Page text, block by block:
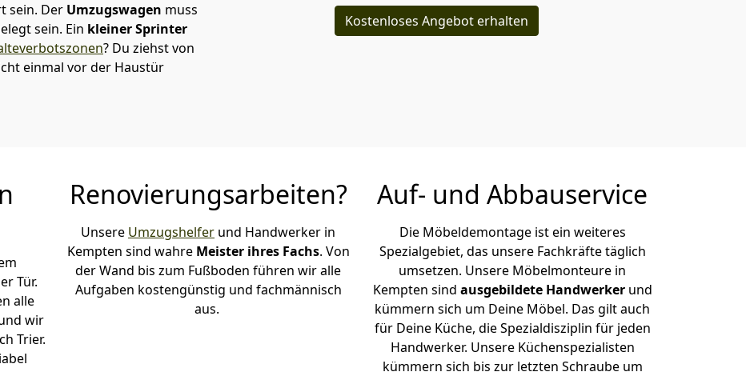
sein. Der Umzugswagen muss
sein. Ein kleiner Sprinter
? Du ziehst von
einmal vor der Haustür
Kostenloses Angebot erhalten
Tür.
alle
wir
Trier.
Renovierungsarbeiten?
Unsere Umzugshelfer und Handwerker in
Kempten sind wahre Meister ihres Fachs. Von
der Wand bis zum Fußboden führen wir alle
Aufgaben kostengünstig und fachmännisch
aus.
Auf- und Abbauservice
Die Möbeldemontage ist ein weiteres
Spezialgebiet, das unsere Fachkräfte täglich
umsetzen. Unsere Möbelmonteure in
Kempten sind ausgebildete Handwerker und
kümmern sich um Deine Möbel. Das gilt auch
für Deine Küche, die Spezialdisziplin für jeden
Handwerker. Unsere Küchenspezialisten
kümmern sich bis zur letzten Schraube um